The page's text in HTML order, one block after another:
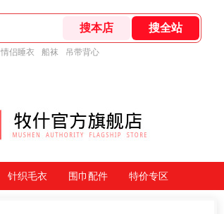
情侣睡衣 船袜 吊带背心
针织毛衣 围巾配件 特价专区